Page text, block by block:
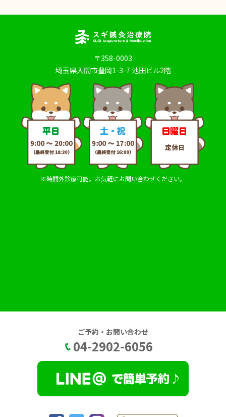
〒358-0003
埼玉県入間市豊岡1-3-7 池田ビル2階
※時間外診療可能。お気軽にお問い合わせください。
ご予約・お問い合わせ
04-2902-6056